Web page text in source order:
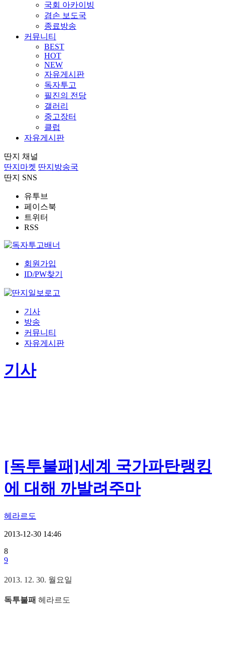
국회 아카이빙
겸손 보도국
종료방송
커뮤니티
BEST
HOT
NEW
자유게시판
독자투고
필진의 전당
갤러리
중고장터
클럽
자유게시판
딴지 채널
딴지마켓 딴지방송국
딴지 SNS
유투브
페이스북
트위터
RSS
회원가입
ID/PW찾기
기사
방송
커뮤니티
자유게시판
기사
[독투불패]세계 국가파탄랭킹
에 대해 까발려주마
헤라르도
2013-12-30 14:46
8
9
2013. 12. 30. 월요일
독투불패 헤라르도